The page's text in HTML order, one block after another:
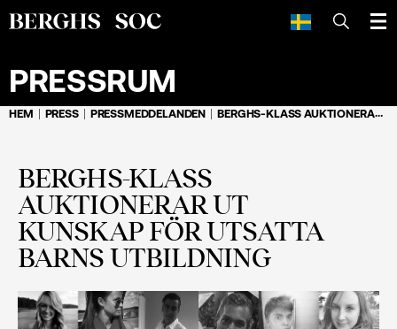
SÖK
PRESSRUM
HEM PRESS PRESSMEDDELANDEN BERGHS-KLASS AUKTIONERAR UT KUNSKAP FÖR UTSATTA BARNS UTBILDNING
BERGHS-KLASS
AUKTIONERAR UT
KUNSKAP FÖR UTSATTA
BARNS UTBILDNING